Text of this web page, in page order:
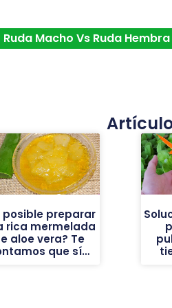
Ruda Macho Vs Ruda Hembra
posible preparar
rica mermelada
aloe vera? Te
que sí…